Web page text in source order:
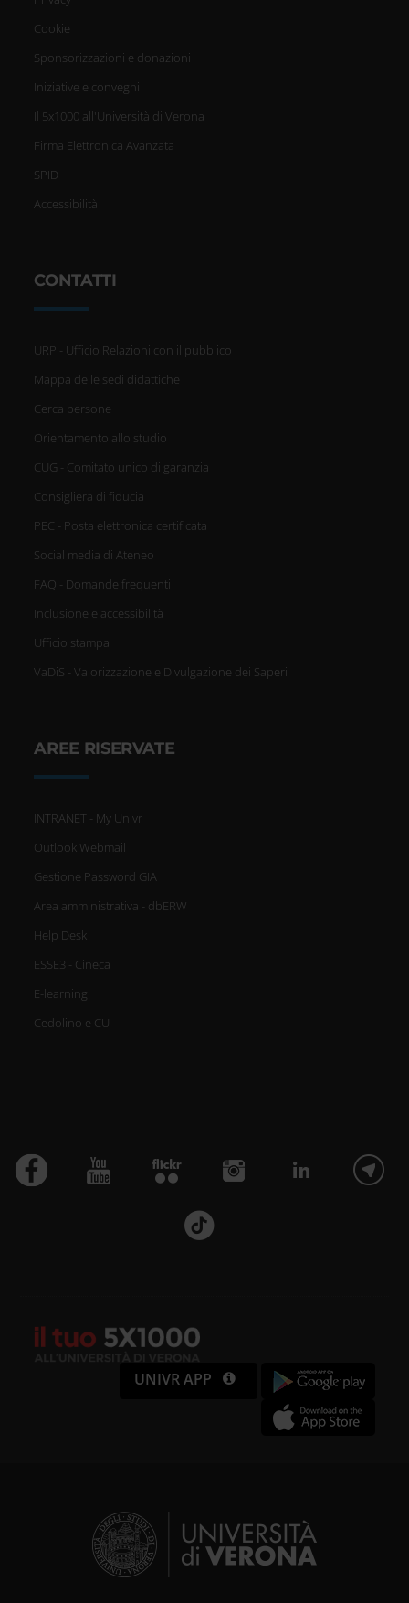
Cookie
Sponsorizzazioni e donazioni
Iniziative e convegni
Il 5x1000 all'Università di Verona
Firma Elettronica Avanzata
SPID
Accessibilità
CONTATTI
URP - Ufficio Relazioni con il pubblico
Mappa delle sedi didattiche
Cerca persone
Orientamento allo studio
CUG - Comitato unico di garanzia
Consigliera di fiducia
PEC - Posta elettronica certificata
Social media di Ateneo
FAQ - Domande frequenti
Inclusione e accessibilità
Ufficio stampa
VaDiS - Valorizzazione e Divulgazione dei Saperi
AREE RISERVATE
INTRANET - My Univr
Outlook Webmail
Gestione Password GIA
Area amministrativa - dbERW
Help Desk
ESSE3 - Cineca
E-learning
Cedolino e CU
UNIVR APP